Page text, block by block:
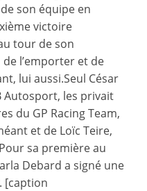
son équipe en
victoire
tour de son
l’emporter et de
lui aussi.Seul César
Autosport, les privait
du GP Racing Team,
et de Loïc Teire,
sa première au
Debard a signé une
[caption